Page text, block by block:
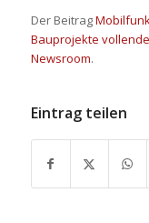
Der Beitrag
Bauprojekte
Newsroom.
Eintrag teilen